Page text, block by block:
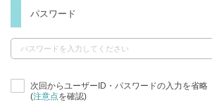
パスワード
次回からユーザーID・パスワードの入力を省略
(注意点を確認)